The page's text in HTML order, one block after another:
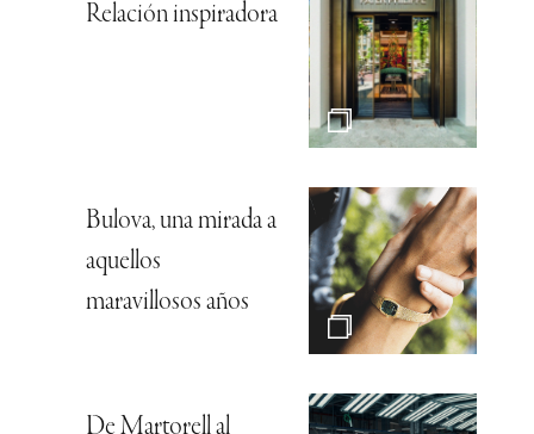
Relación inspiradora
Bulova, una mirada a
aquellos
maravillosos años